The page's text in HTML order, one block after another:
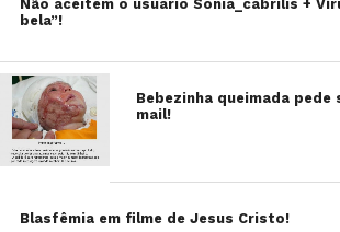
Não aceitem o usuário Sonia_cabrilis +
bela”!
Bebezinha queimada pede
mail!
Blasfêmia em filme de Jesus Cristo!